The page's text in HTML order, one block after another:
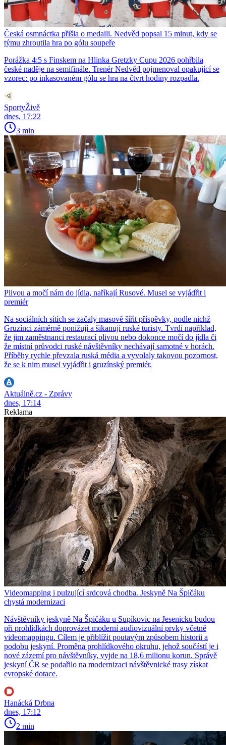
Česká osmnáctka přišla o medaili. Nedvěd popsal 15 minut, kdy se
týmu zhroutila hra po gólu soupeře
Porážka 4:5 s Finskem na Hlinka Gretzky Cupu 2026 pohřbila
české naděje na semifinále. Trenér Nedvěd pojmenoval opakující se
vzorec: po inkasovaném gólu se hra na čtvrt hodiny rozpadla.
SportyŽivě
dnes, 17:22
3 min
Plivou a močí nám do jídla, naříkají Rusové. Musel se vyjádřit i
premiér
Na sociálních sítích se začaly masově šířit příspěvky, podle nichž
Gruzínci záměrně ponižují a šikanují ruské turisty. Tvrdí například,
že jim zaměstnanci restaurací plivou nebo dokonce močí do jídla či
že místní průvodci ruské návštěvníky nechávají samotné v horách.
Příběhy rychle převzala ruská média a vyvolaly takovou pozornost,
že se k nim musel vyjádřit i gruzínský premiér.
Aktuálně.cz - Zprávy
dnes, 17:14
Reklama
Videomapping i pulzující srdcová chodba. Jeskyně Na Špičáku
chystá modernizaci
Návštěvníky jeskyně Na Špičáku u Supíkovic na Jesenicku budou
při prohlídkách doprovázet moderní audiovizuální prvky včetně
videomappingu. Cílem je přiblížit poutavým způsobem historii a
podobu jeskyní. Proměna prohlídkového okruhu, jehož součástí je i
nové zázemí pro návštěvníky, vyjde na 18,6 milionu korun. Správě
jeskyní ČR se podařilo na modernizaci návštěvnické trasy získat
evropské dotace.
Hanácká Drbna
dnes, 17:12
2 min